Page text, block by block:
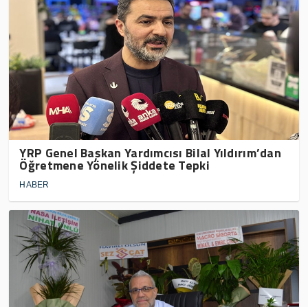
YRP Genel Başkan Yardımcısı Bilal Yıldırım’dan
Öğretmene Yönelik Şiddete Tepki
HABER